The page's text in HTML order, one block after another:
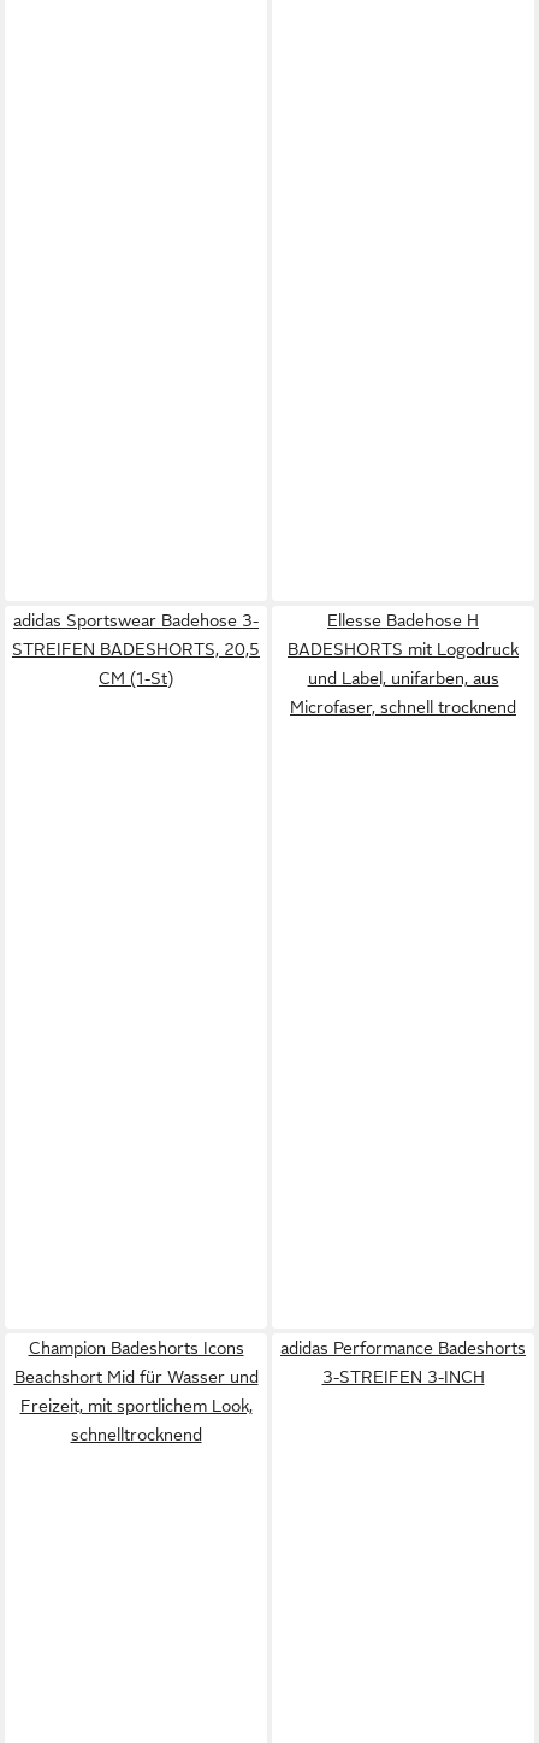
adidas Sportswear Badehose 3-
STREIFEN BADESHORTS, 20,5
CM (1-St)
Ellesse Badehose H
BADESHORTS mit Logodruck
und Label, unifarben, aus
Microfaser, schnell trocknend
Champion Badeshorts Icons
Beachshort Mid für Wasser und
Freizeit, mit sportlichem Look,
schnelltrocknend
adidas Performance Badeshorts
3-STREIFEN 3-INCH